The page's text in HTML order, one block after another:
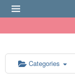
Categories